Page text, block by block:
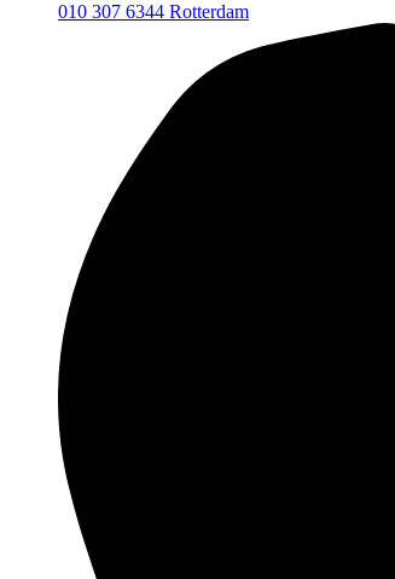
010 307 6344 Rotterdam